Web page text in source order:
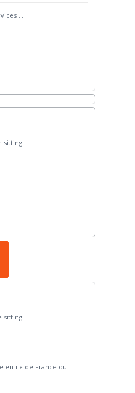
...
sitting
sitting
en ile de France ou